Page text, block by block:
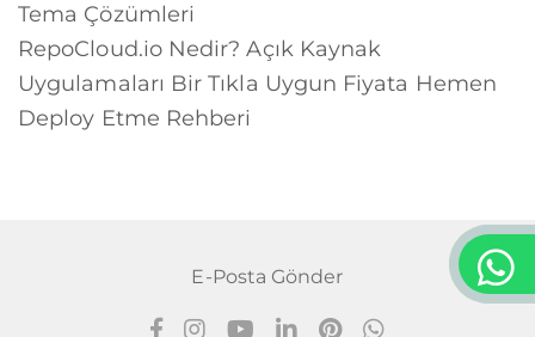
Tema Çözümleri
RepoCloud.io Nedir? Açık Kaynak
Uygulamaları Bir Tıkla Uygun Fiyata Hemen
Deploy Etme Rehberi
E-Posta Gönder